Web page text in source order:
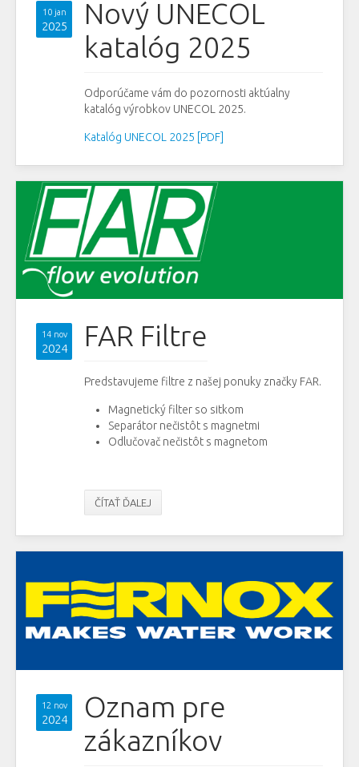
10 jan
2025
Nový UNECOL
katalóg 2025
Odporúčame vám do pozornosti aktúalny
katalóg výrobkov UNECOL 2025.
Katalóg UNECOL 2025 [PDF]
14 nov
2024 FAR Filtre
Predstavujeme filtre z našej ponuky značky FAR.
Magnetický filter so sitkom
Separátor nečistôt s magnetmi
Odlučovač nečistôt s magnetom
ČÍTAŤ ĎALEJ
12 nov
2024
Oznam pre
zákazníkov